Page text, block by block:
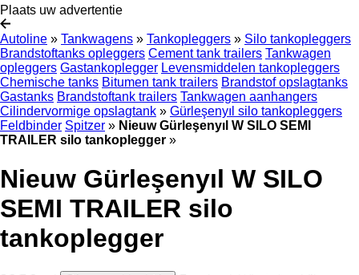
Plaats uw advertentie
Autoline » Tankwagens » Tankopleggers » Silo tankopleggers
Brandstoftanks opleggers Cement tank trailers Tankwagen
opleggers Gastankoplegger Levensmiddelen tankopleggers
Chemische tanks Bitumen tank trailers Brandstof opslagtanks
Gastanks Brandstoftank trailers Tankwagen aanhangers
Cilindervormige opslagtank » Gürleşenyıl silo tankopleggers
Feldbinder Spitzer » Nieuw Gürleşenyıl W SILO SEMI
TRAILER silo tankoplegger »
Nieuw Gürleşenyıl W SILO
SEMI TRAILER silo
tankoplegger